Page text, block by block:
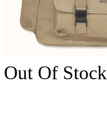
Out Of Stock